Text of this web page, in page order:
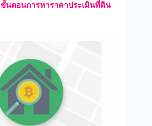
ขั้นตอนการหาราคาประเมินที่ดิน